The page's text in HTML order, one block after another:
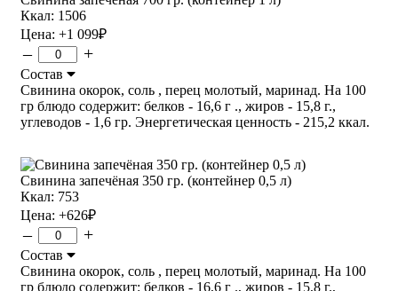
Ккал: 1506
Цена: +1 099₽
– +
Состав
Свинина окорок, соль , перец молотый, маринад. На 100
гр блюдо содержит: белков - 16,6 г ., жиров - 15,8 г.,
углеводов - 1,6 гр. Энергетическая ценность - 215,2 ккал.
Свинина запечёная 350 гр. (контейнер 0,5 л)
Ккал: 753
Цена: +626₽
– +
Состав
Свинина окорок, соль , перец молотый, маринад. На 100
гр блюдо содержит: белков - 16,6 г ., жиров - 15,8 г.,